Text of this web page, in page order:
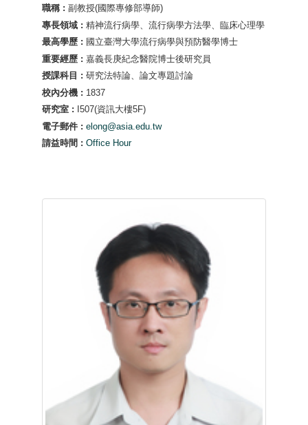
職稱 : 副教授(國際專修部導師)
專長領域 : 精神流行病學、流行病學方法學、臨床心理學
最高學歷 : 國立臺灣大學流行病學與預防醫學博士
重要經歷 : 嘉義長庚紀念醫院博士後研究員
授課科目 : 研究法特論、論文專題討論
校內分機 : 1837
研究室 : I507(資訊大樓5F)
電子郵件 : elong@asia.edu.tw
請益時間 : Office Hour